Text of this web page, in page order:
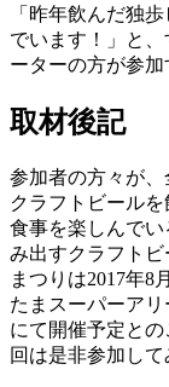
「昨年飲んだ独
でいます！」と
ーターの方が参加
取材後記
参加者の方々が
クラフトビール
食事を楽しんで
み出すクラフト
まつりは2017年8
たまスーパーア
にて開催予定と
回は是非参加して